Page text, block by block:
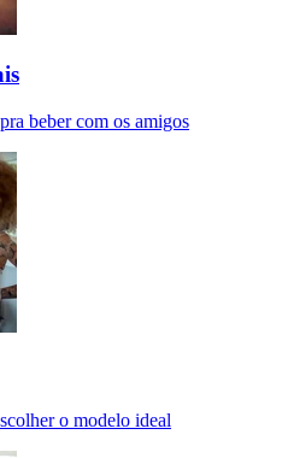
beber com os amigos
o modelo ideal